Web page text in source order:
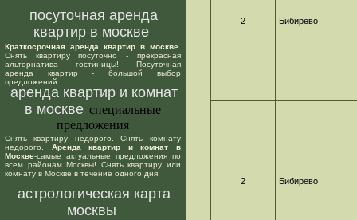
посуточная аренда
квартир в москве
Краткосрочная аренда квартир в москве
Снять квартиру посуточно - прекрасная
альтернатива гостиницы! Посуточная
аренда квартир - большой выбор
предложений.
аренда квартир и комнат
в москве специальные
предложения
Снять квартиру недорого. Снять комнату
недорого. Аренда квартир и комнат в
Москве-самые актуальные предложения по
всем районам Москвы! Снять квартиру или
комнату в Москве в течение одного дня!
астрологическая карта
москвы
2 Бибирево
2 Бибирево